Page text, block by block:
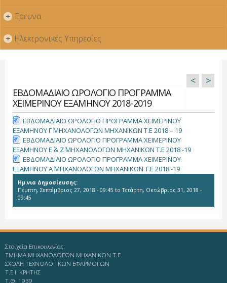
+ Έρευνα
+ Ηλεκτρονικές Υπηρεσίες
ΕΒΔΟΜΑΔΙΑΙΟ ΩΡΟΛΟΓΙΟ ΠΡΟΓΡΑΜΜΑ
ΧΕΙΜΕΡΙΝΟΥ ΕΞΑΜΗΝΟΥ 2018-2019
< >
ΕΒΔΟΜΑΔIAIO ΩΡΟΛΟΓΙΟ ΠΡΟΓΡAMMA ΧΕΙΜΕΡΙΝΟΥ
ΕΞΑΜΗΝΟΥ Γ΄ ΜΗΧΑΝΟΛΟΓΩΝ ΜΗΧΑΝΙΚΩΝ Τ.Ε 2018 – 19
ΕΒΔΟΜΑΔΙΑΙΟ ΩΡΟΛΟΓΙΟ ΠΡΟΓΡΑΜΜΑ ΧΕΙΜΕΡΙΝΟΥ
ΕΞΑΜΗΝΟΥ Ε΄ & Ζ΄ ΜΗΧΑΝΟΛΟΓΩΝ MHXANIKΩN T.E 2018 -19
ΕΒΔΟΜΑΔΙΑΙΟ ΩΡΟΛΟΓΙΟ ΠΡΟΓΡΑΜΜΑ ΧΕΙΜΕΡΙΝΟΥ
ΕΞΑΜΗΝΟΥ Α΄ ΜΗΧΑΝΟΛΟΓΩΝ ΜΗΧΑΝΙΚΩΝ Τ.Ε 2018 -19
Ημ.νια Δημοσίευσης:
Πέμπτη, Σεπτέμβριος 27, 2018 - 09:45 toΤετάρτη, Οκτώβριος 31, 2018 -
09:45
Στοιχεία Επικοινωνίας:
ΤΜΗΜΑ ΜΗΧΑΝΟΛΟΓΩΝ ΜΗΧΑΝΙΚΩΝ Τ.Ε.
ΣΧΟΛΗ ΤΕΧΝΟΛΟΓΙΚΩΝ ΕΦΑΡΜΟΓΩΝ
T.E.I. KΡΗΤΗΣ
Τ.Θ. 1939